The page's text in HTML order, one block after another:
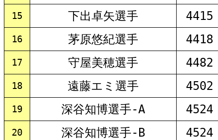
15 下出卓矢選手 4415
16 茅原悠紀選手 4418
17 守屋美穂選手 4482
18 遠藤エミ選手 4502
19 深谷知博選手-A 4524
20 深谷知博選手-B 4524